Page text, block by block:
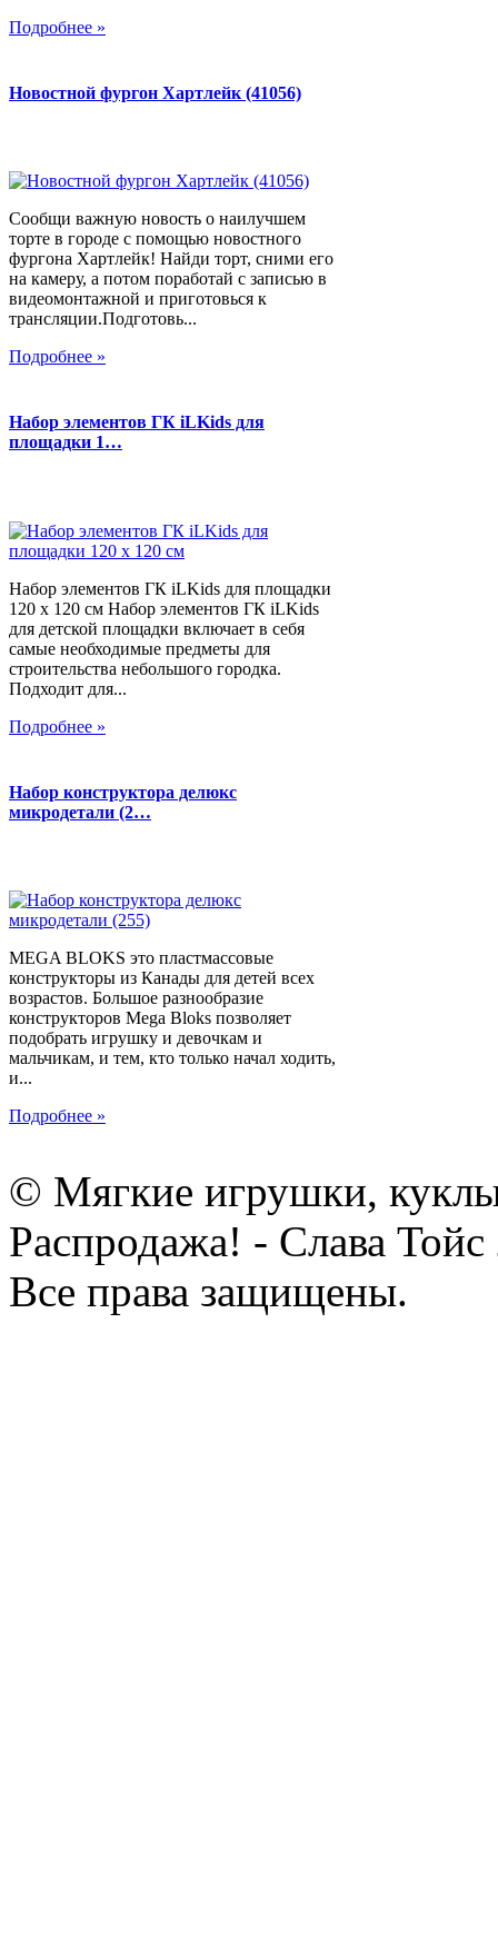
Подробнее »
Новостной фургон Хартлейк (41056)
Сообщи важную новость о наилучшем
торте в городе с помощью новостного
фургона Хартлейк! Найди торт, сними его
на камеру, а потом поработай с записью в
видеомонтажной и приготовься к
трансляции.Подготовь...
Подробнее »
Набор элементов ГК iLKids для
площадки 1…
Набор элементов ГК iLKids для площадки
120 х 120 см Набор элементов ГК iLKids
для детской площадки включает в себя
самые необходимые предметы для
строительства небольшого городка.
Подходит для...
Подробнее »
Набор конструктора делюкс
микродетали (2…
MEGA BLOKS это пластмассовые
конструкторы из Канады для детей всех
возрастов. Большое разнообразие
конструкторов Mega Bloks позволяет
подобрать игрушку и девочкам и
мальчикам, и тем, кто только начал ходить,
и...
Подробнее »
© Мягкие игрушки,
Распродажа! - Слава Тойс
Все права защищены.